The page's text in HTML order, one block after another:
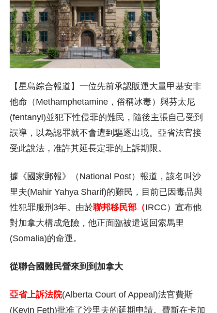
【星島綜合報道】一位先前承認販運大量甲基安非
他命（Methamphetamine，俗稱冰毒）與芬太尼
(fentanyl)並犯下性侵罪的難民，隨後主張自己受到
誤導，以為認罪就不會遭到驅逐出境。亞省法官接
受此說法，准許其延長定罪的上訴期限。
據《國家郵報》（National Post）報道，該名叫沙
里夫(Mahir Yahya Sharif)的難民，目前已因毒品與
性犯罪服刑3年。由於聯邦移民部（IRCC）宣布他
對加拿大構成危險，他正面臨被遣返回索馬里
(Somalia)的命運。
從聯合國難民營來到到加拿大
亞省上訴法院(Alberta Court of Appeal)法官費斯
(Kevin Feth)批准了沙里夫的延期申請。費斯在卡加